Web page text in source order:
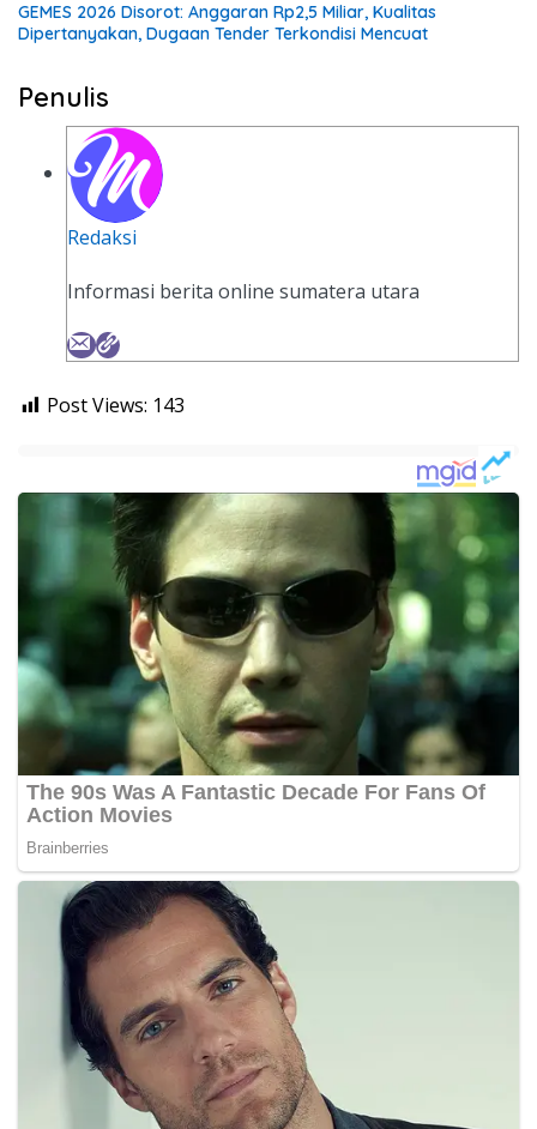
GEMES 2026 Disorot: Anggaran Rp2,5 Miliar, Kualitas
Dipertanyakan, Dugaan Tender Terkondisi Mencuat
Penulis
Redaksi
Informasi berita online sumatera utara
Post Views: 143